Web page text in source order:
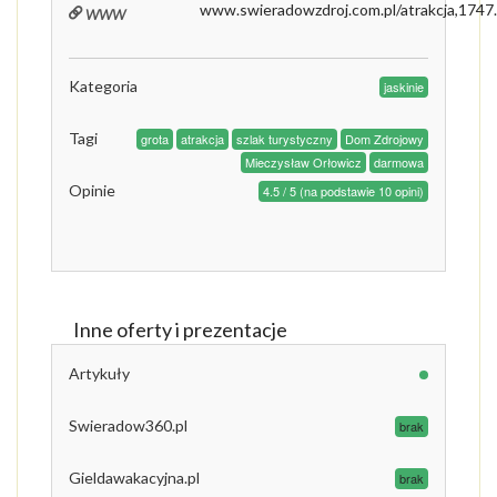
www www.swieradowzdroj.com.pl/
Kategoria jaskinie
Tagi grota atrakcja szlak turystyczny
Dom Zdrojowy
Mieczysław Orłowicz
darmowa
Opinie 4.5 / 5 (na podstawie 10 opini)
Inne oferty i prezentacje
Artykuły
Swieradow360.pl brak
Gieldawakacyjna.pl brak